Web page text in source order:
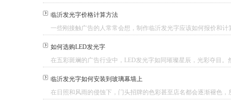
临沂发光字价格计算方法
一些刚接触广告的人常常会想，制作临沂发光字应该如何报价和计
如何选购LED发光字
在五彩斑斓的广告行业中，LED发光字如同璀璨星辰，光彩夺目。
临沂发光字如何安装到玻璃幕墙上
在日照和风雨的侵蚀下，门头招牌的色彩甚至店名都会逐渐褪色，